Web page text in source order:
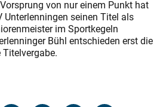
von nur einem Punkt hat
Unterlenningen seinen Titel als
im Sportkegeln
Bühl entschieden erst die